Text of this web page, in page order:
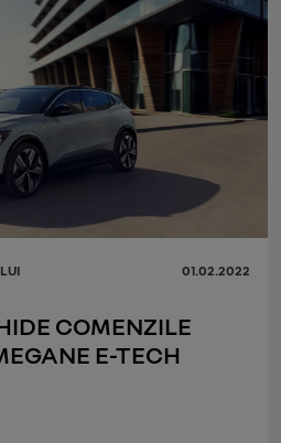
01.02.2022
COMENZILE
E-TECH